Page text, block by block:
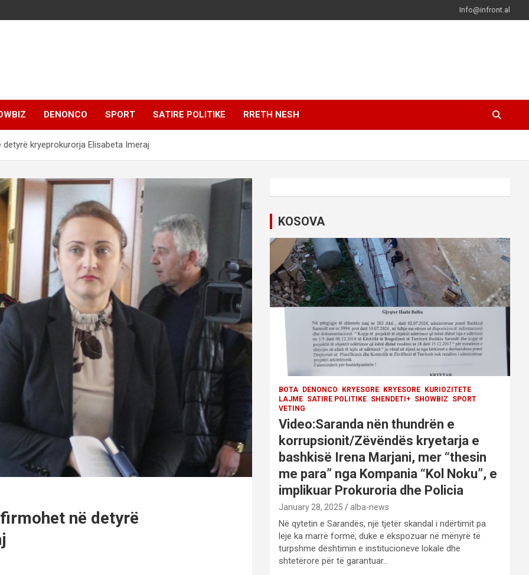
Info@infront.al
DENONCO SPORT SATIRE POLITIKE RRETH NESH
kryeprokurorja Elisabeta Imeraj
në detyrë
KOSOVA
BOTA DENONCO KRYESORE KRYESORE
KURIOZITETE
LAJME SATIRE POLITIKE SHENDETI+ SHOWBIZ
SPORT
VETING
Video:Saranda nën thundrën e
korrupsionit/Zëvëndës kryetarja e
bashkisë Irena Marjani, mer “thesin
me para” nga Kompania “Kol Noku”, e
implikuar Prokuroria dhe Policia
January 28, 2025 alba-news
Në qytetin e Sarandës, një tjetër skandal i ndërtimit pa
leje ka marrë formë, duke e ekspozuar në mënyrë të
turpshme dështimin e institucioneve lokale dhe
shtetërore për të garantuar…